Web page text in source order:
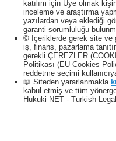
katılım için Üye olmak
inceleme ve araştırma
yazılardan veya eklediği
garanti sorumluluğu
© İçeriklerde gerek site ve
iş, finans, pazarlama
gerekli ÇEREZLER
Politikası (EU Cookies
reddetme seçimi
📖 Siteden yararlanmakla
kabul etmiş ve tüm
Hukuki NET - Turkish